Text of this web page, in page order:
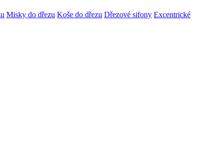
Misky do dřezu Koše do dřezu Dřezové sifony Excentrické